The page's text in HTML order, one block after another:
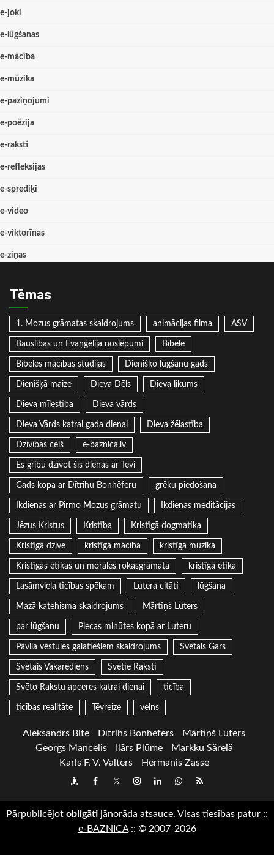
e-joki
e-lūgšanas
e-mācība
e-mūzika
e-paziņojumi
e-poēzija
e-raksti
e-refleksijas
e-sprediķi
e-video
e-viktorīnas
e-ziņas
Tēmas
1. Mozus grāmatas skaidrojums animācijas filma ASV
Bauslības un Evaņģēlija noslēpumi Bībele
Bībeles mācības studijas Dienišķo lūgšanu gads
Dienišķā maize Dieva Dēls Dieva likums
Dieva mīlestība Dieva vārds
Dieva Vārds katrai gada dienai Dieva žēlastība
Dzīvības ceļš e-baznica.lv
Es gribu dzīvot šīs dienas ar Tevi
Gads kopa ar Dītrihu Bonhēferu grēku piedošana
Ikdienas ar Pirmo Mozus grāmatu Ikdienas meditācijas
Jēzus Kristus Kristība Kristīgā dogmatika
Kristīgā dzīve kristīgā mācība kristīgā mūzika
Kristīgās ētikas un morāles rokasgrāmata kristīgā ētika
Lasāmviela ticības spēkam Lutera citāti lūgšana
Mazā katehisma skaidrojums Mārtiņš Luters
par lūgšanu Piecas minūtes kopā ar Luteru
Pāvila vēstules galatiešiem skaidrojums Svētais Gars
Svētais Vakarēdiens Svētie Raksti
Svēto Rakstu apceres katrai dienai ticība
ticības realitāte Tēvreize velns
Aleksandrs Bite Dītrihs Bonhēfers
Mārtiņš Luters
Georgs Mancelis
Ilārs Plūme
Markku Särelä
Karls F. V. Valters
Hermanis Zasse
DraugiemFacebook
TwitterInstagram
LinkedInwhatsapp
RSS
Pārpublicējot obligāti jānorāda atsauce. Visas tiesības patur ::
e-BAZNICA:: © 2007-2026